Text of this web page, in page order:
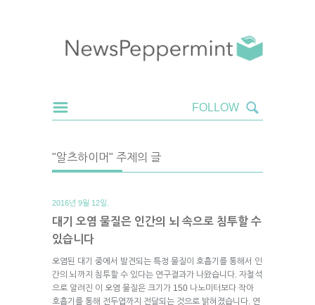
"알츠하이머" 주제의 글
2016년 9월 12일.
대기 오염 물질은 인간의 뇌 속으로 침투할 수
있습니다
오염된 대기 중에서 발견되는 특정 물질이 호흡기를 통해서 인
간의 뇌까지 침투할 수 있다는 연구결과가 나왔습니다. 자철석
으로 알려진 이 오염 물질은 크기가 150 나노미터보다 작아
호흡기를 통해 전두엽까지 전달되는 것으로 밝혀졌습니다. 연